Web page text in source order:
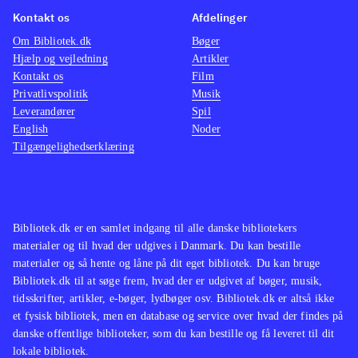
formår at gøre personerne
vedkommende på hver deres måde.
Uanset om det er arkitekten eller den
russiske soldat, som kort tager
ophold i huset under krigen, ønsker
man, at de får lov til at blive i huset
Bibliotek.dk er en samlet indgang til alle danske bibliotekers
materialer og til hvad der udgives i Danmark. Du kan bestille
materialer og så hente og låne på dit eget bibliotek. Du kan bruge
Bibliotek.dk til at søge frem, hvad der er udgivet af bøger, musik,
tidsskrifter, artikler, e-bøger, lydbøger osv. Bibliotek.dk er altså ikke
et fysisk bibliotek, men en database og service over hvad der findes på
danske offentlige biblioteker, som du kan bestille og få leveret til dit
lokale bibliotek.
Kontakt os
Om Bibliotek.dk
Hjælp og vejledning
Kontakt os
Privatlivspolitik
Leverandører
English
Tilgængelighedserklæring
Afdelinger
Bøger
Artikler
Film
Musik
Spil
Noder